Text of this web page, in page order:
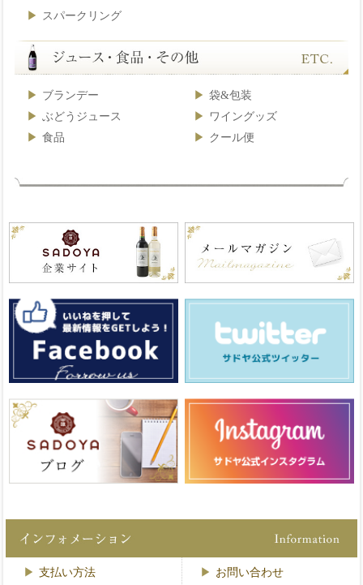
スパークリング
ブランデー
袋&包装
ぶどうジュース
ワイングッズ
食品
クール便
支払い方法 お問い合わせ